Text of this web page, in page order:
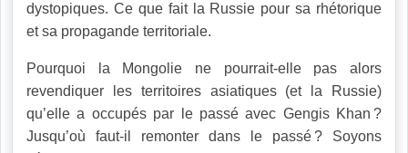
dystopiques. Ce que fait la Russie pour sa rhétorique
et sa propagande territoriale.
Pourquoi la Mongolie ne pourrait-elle pas alors
revendiquer les territoires asiatiques (et la Russie)
qu’elle a occupés par le passé avec Gengis Khan ?
Jusqu’où faut-il remonter dans le passé ? Soyons